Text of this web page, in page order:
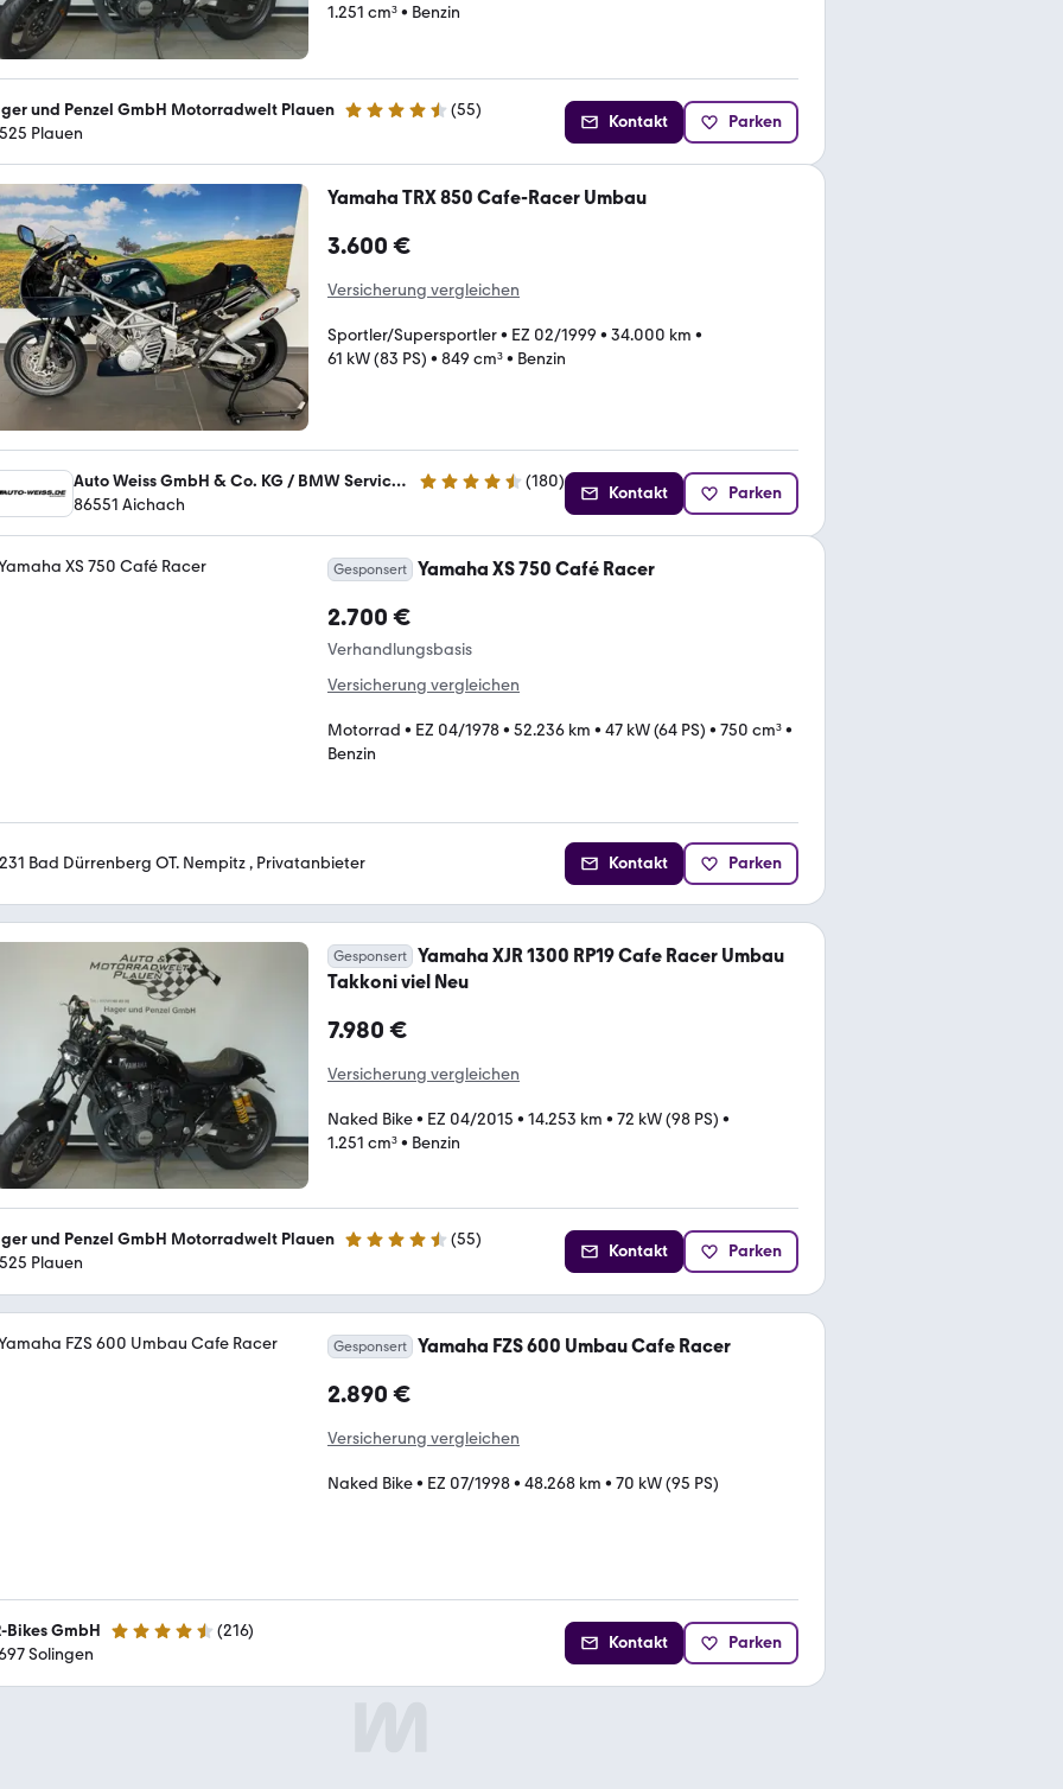
1.251 cm³• Benzin
und Penzel GmbH Motorradwelt Plauen 4.6 Sterne (55)
Plauen
Kontakt Parken
Yamaha TRX 850 Cafe-Racer Umbau
3.600 €
Versicherung vergleichen
Sportler/Supersportler• EZ 02/1999 • 34.000 km •
61 kW (83 PS) • 849 cm³• Benzin
Auto Weiss GmbH & Co. KG / BMW Service - MINI Service 4.6 Sterne (180)
86551 Aichach
Kontakt Parken
Gesponsert Yamaha XS 750 Café Racer
2.700 €
Verhandlungsbasis
Versicherung vergleichen
Motorrad • EZ 04/1978• 52.236 km • 47 kW (64 PS) • 750 cm³•
Benzin
Bad Dürrenberg OT. Nempitz , Privatanbieter Kontakt Parken
Gesponsert
Yamaha XJR 1300 RP19 Cafe Racer Umbau
Takkoni viel Neu
7.980 €
Versicherung vergleichen
Naked Bike• EZ 04/2015 • 14.253 km • 72 kW (98 PS) •
1.251 cm³• Benzin
und Penzel GmbH Motorradwelt Plauen 4.6 Sterne (55)
Plauen
Kontakt Parken
Gesponsert Yamaha FZS 600 Umbau Cafe Racer
2.890 €
Versicherung vergleichen
Naked Bike• EZ 07/1998• 48.268 km • 70 kW (95 PS)
Bikes GmbH 4.4 Sterne (216)
Solingen
Kontakt Parken